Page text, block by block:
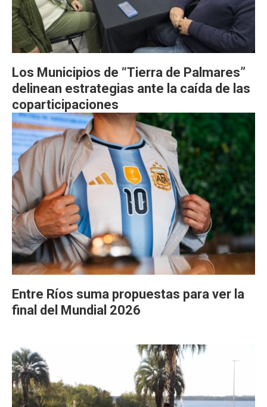
Los Municipios de “Tierra de Palmares”
delinean estrategias ante la caída de las
coparticipaciones
Entre Ríos suma propuestas para ver la
final del Mundial 2026